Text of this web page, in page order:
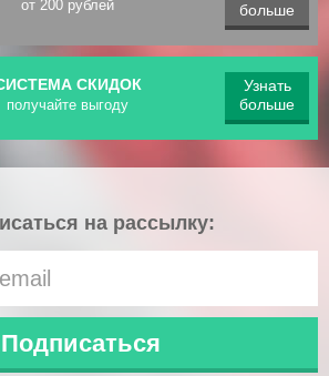
от 200 рублей
больше
СКИДОК
получайте выгоду
Узнать
больше
на рассылку: